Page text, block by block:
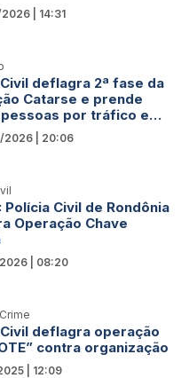
| 14:31
deflagra 2ª fase da
Catarse e prende
por tráfico em
do Oeste
2026 | 20:06
Polícia Civil de Rondônia
Operação Chave
| 08:20
deflagra operação
contra organização
| 12:09